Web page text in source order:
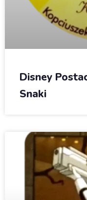
Disney
Snaki